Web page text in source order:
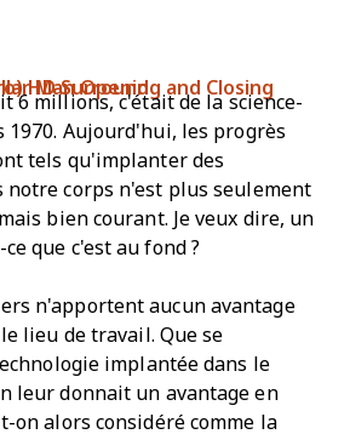
Theme (With Intro) HD Surround
6 millions, c'était de la science-
1970. Aujourd'hui, les progrès
tels qu'implanter des
notre corps n'est plus seulement
bien courant. Je veux dire, un
que c'est au fond ?
n'apportent aucun avantage
lieu de travail. Que se
implantée dans le
leur donnait un avantage en
on alors considéré comme la